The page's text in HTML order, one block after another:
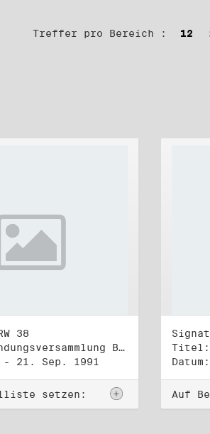
Treffer pro Bereich : 12
38
Titel: Gründungsversammlung Bündnis 90
- 21. Sep. 1991
setzen: Auf